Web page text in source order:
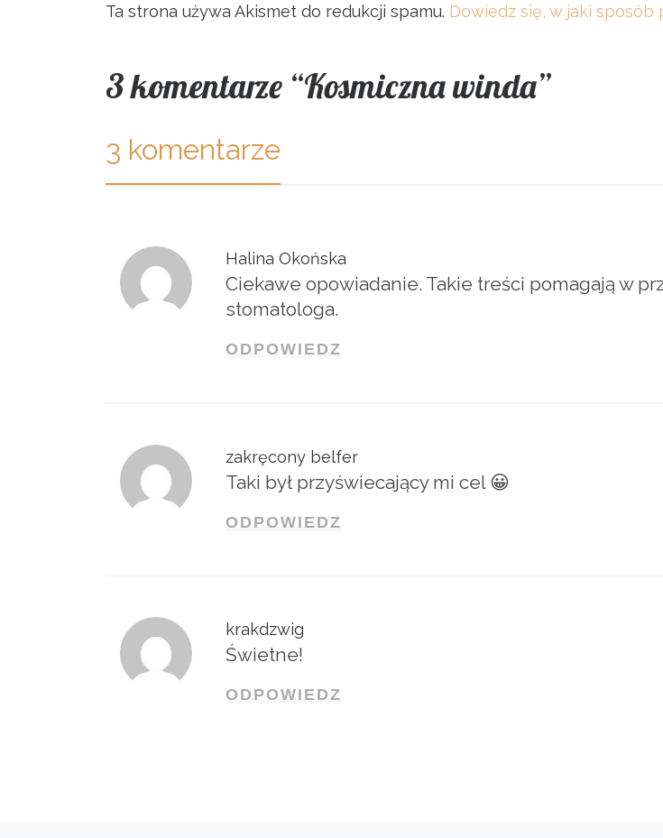
Ta strona używa Akismet do redukcji spamu. Dowiedz się, w jaki
3 komentarze “Kosmiczna winda”
3 komentarze
Halina Okońska
Ciekawe opowiadanie. Takie treści pomagają w
stomatologa.
ODPOWIEDZ
zakręcony belfer
Taki był przyświecający mi cel 😀
ODPOWIEDZ
krakdzwig
Świetne!
ODPOWIEDZ